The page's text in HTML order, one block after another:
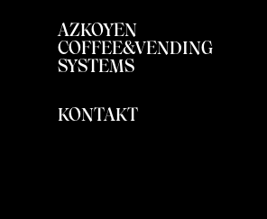
AZKOYEN
COFFEE&VENDING
SYSTEMS
KONTAKT